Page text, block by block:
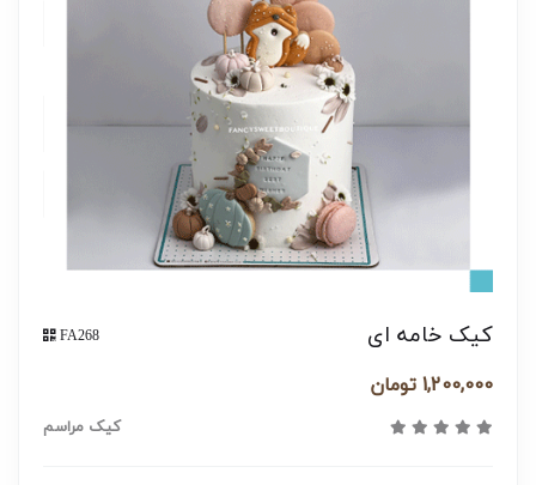
کیک خامه ای FA268
1,200,000 تومان
کیک مراسم